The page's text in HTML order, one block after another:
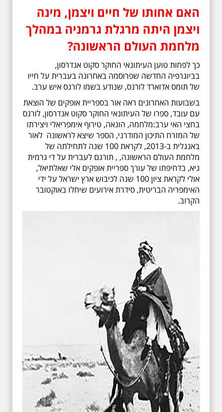
האם אחותו של חיים ויצמן, מינה
ויצמן היתה מרגלת גרמניה במהלך
מלחמת העולם הראשונה?
כך לפחות טוען העיתונאי החוקר סקוט אנדרסון,
בביוגרפיה החדשה שפרוסמה באחרונה בעברית על חייו
של תומס אדוארד לורנס, שנודע בשמו לורנס איש ערב.
בשבועות האחרונים ראה אור בספריית אופקים של הוצאת
עם עובד, ספרו של העיתונאי החוקר סקוט אנדרסון, לורנס
בחצי האי ערב:מלחמה, הונאה, טירוף אימפריאלי ויצירתו
של המזרח התיכון המודרני, הספר שיצא לראשונה לאור
באנגלית
ב-2013, לקראת 100 שנה לתחילתה של
מלחמת העולם הראשונה, , תורגם לעברית על די גרמית
גיא, בדחיפתו של עורך ספריית אופקים אלי שאלתיאל,
אולי לקראת ציון 100 שנה לכיבוש ארץ ישראל על ידי
האימפריה הבריטית, סידרת אירועים שיחלו באוקטובר
הקרוב.